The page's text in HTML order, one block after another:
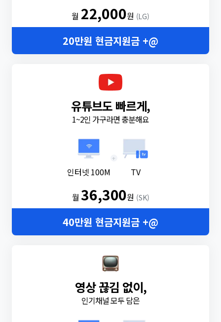
월 22,000원 (LG)
20만원 현금지원금 +@
유튜브도 빠르게,
1~2인 가구라면 충분해요
인터넷 100M
+
TV
월36,300원 (SK)
40만원 현금지원금 +@
영상 끊김 없이,
인기채널 모두 담은